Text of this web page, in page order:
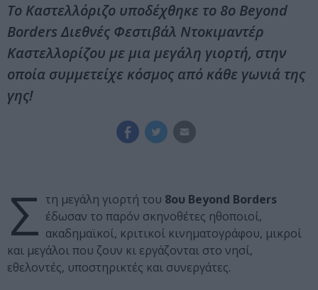
Το Καστελλόριζο υποδέχθηκε το 8ο Beyond
Borders Διεθνές Φεστιβάλ Ντοκιμαντέρ
Καστελλορίζου με μια μεγάλη γιορτή, στην
οποία συμμετείχε κόσμος από κάθε γωνιά της
γης!
Σ τη μεγάλη γιορτή του 8ου Beyond Borders
έδωσαν το παρόν σκηνοθέτες ηθοποιοί,
ακαδημαϊκοί, κριτικοί κινηματογράφου, μικροί
και μεγάλοι που ζουν κι εργάζονται στο νησί,
εθελοντές, υποστηρικτές και συνεργάτες.